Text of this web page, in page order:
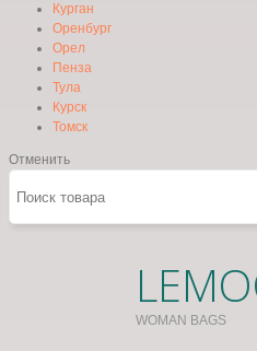
Курган
Оренбург
Орел
Пенза
Тула
Курск
Томск
Отменить
WOMAN BAGS